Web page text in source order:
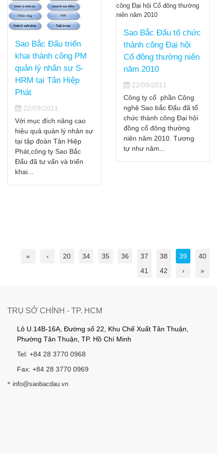
Sao Bắc Đẩu triển
khai thành công PM
quản lý nhân sự S-
HRM tại Tân Hiệp
Phát
22/09/2011
Với mục đích nâng cao
hiệu quả quản lý nhân sự
tại tập đoàn Tân Hiệp
Phát,công ty Sao Bắc
Đẩu đã tư vấn và triển
khai...
Sao Bắc Đẩu tổ chức
thành công Đại hội
Cổ đông thường niên
năm 2010
22/09/2011
Công ty cổ phần Công
nghệ Sao bắc Đẩu đã tổ
chức thành công Đại hội
đồng cổ đông thường
niên năm 2010. Tương
tự như năm...
« ‹ 20 34 35 36 37 38 39
40
41
42 › »
TRỤ SỞ CHÍNH - TP. HCM
Lô U.14B-16A, Đường số 22, Khu Chế Xuất Tân Thuận,
Phường Tân Thuận, TP. Hồ Chí Minh
Tel: +84 28 3770 0968
Fax: +84 28 3770 0969
* info@saobacdau.vn